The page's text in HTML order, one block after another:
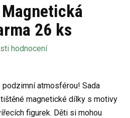
26 ks
hodnocení
atmosférou! Sada
magnetické dílky s motivy
figurek. Děti si mohou